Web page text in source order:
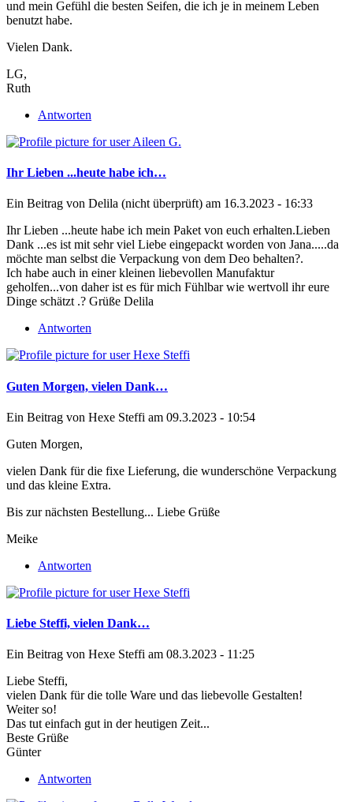
und mein Gefühl die besten Seifen, die ich je in meinem Leben
benutzt habe.
Vielen Dank.
LG,
Ruth
Antworten
Ihr Lieben ...heute habe ich…
Ein Beitrag von Delila (nicht überprüft) am 16.3.2023 - 16:33
Ihr Lieben ...heute habe ich mein Paket von euch erhalten.Lieben
Dank ...es ist mit sehr viel Liebe eingepackt worden von Jana.....da
möchte man selbst die Verpackung von dem Deo behalten?.
Ich habe auch in einer kleinen liebevollen Manufaktur
geholfen...von daher ist es für mich Fühlbar wie wertvoll ihr eure
Dinge schätzt .? Grüße Delila
Antworten
Guten Morgen, vielen Dank…
Ein Beitrag von Hexe Steffi am 09.3.2023 - 10:54
Guten Morgen,
vielen Dank für die fixe Lieferung, die wunderschöne Verpackung
und das kleine Extra.
Bis zur nächsten Bestellung... Liebe Grüße
Meike
Antworten
Liebe Steffi, vielen Dank…
Ein Beitrag von Hexe Steffi am 08.3.2023 - 11:25
Liebe Steffi,
vielen Dank für die tolle Ware und das liebevolle Gestalten!
Weiter so!
Das tut einfach gut in der heutigen Zeit...
Beste Grüße
Günter
Antworten